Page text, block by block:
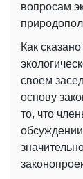
вопросам
Как
своем
основу
то, что